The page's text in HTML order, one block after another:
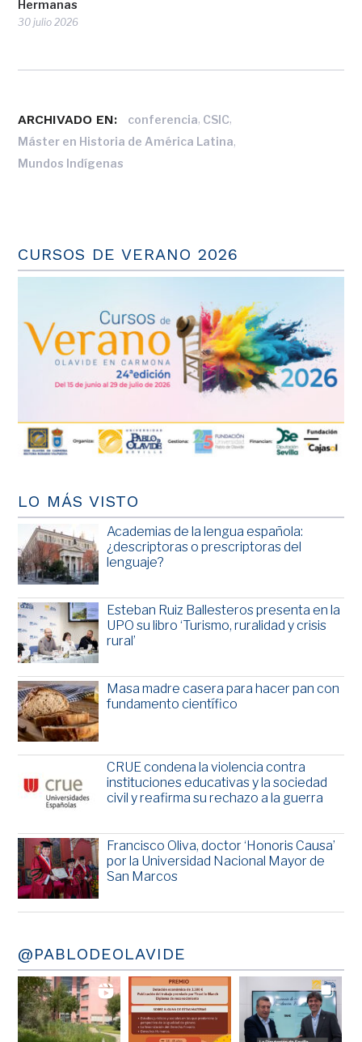
Hermanas
30 julio 2026
ARCHIVADO EN: conferencia, CSIC,
Máster en Historia de América Latina,
Mundos Indígenas
CURSOS DE VERANO 2026
LO MÁS VISTO
Academias de la lengua española:
¿descriptoras o prescriptoras del
lenguaje?
Esteban Ruiz Ballesteros presenta en la
UPO su libro ‘Turismo, ruralidad y crisis
rural’
Masa madre casera para hacer pan con
fundamento científico
CRUE condena la violencia contra
instituciones educativas y la sociedad
civil y reafirma su rechazo a la guerra
Francisco Oliva, doctor ‘Honoris Causa’
por la Universidad Nacional Mayor de
San Marcos
@PABLODEOLAVIDE